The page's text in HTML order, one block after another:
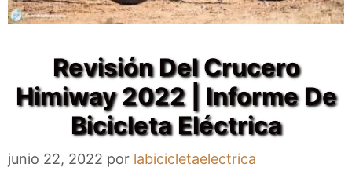
Revisión Del Crucero
Himiway 2022 | Informe De
Bicicleta Eléctrica
junio 22, 2022 por labicicletaelectrica